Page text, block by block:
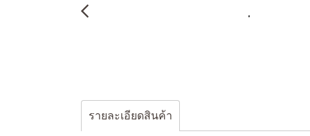
รายละเอียดสินค้า